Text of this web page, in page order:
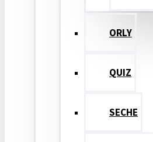
ORLY
QUIZ
SECHE